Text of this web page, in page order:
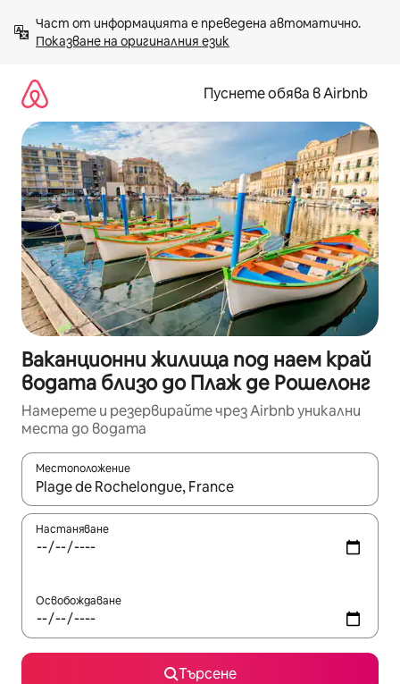
към
съдържанието
Показване на оригиналния език
Пуснете обява в Airbnb
Ваканционни жилища под наем край
водата близо до Плаж де Рошелонг
Намерете и резервирайте чрез Airbnb уникални
места до водата
Местоположение
Когато резултатите се покажат, използвайте
Настаняване
Освобождаване
Търсене